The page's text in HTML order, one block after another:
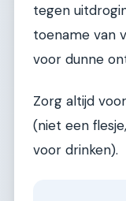
tegen
toename van
voor dunne
Zorg altijd
(niet een
voor drinken).